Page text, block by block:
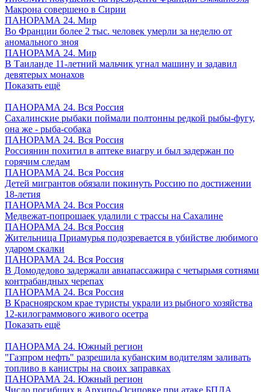
Макрона совершено в Сирии
ПАНОРАМА 24. Мир
Во Франции более 2 тыс. человек умерли за неделю от
аномального зноя
ПАНОРАМА 24. Мир
В Таиланде 11-летний мальчик угнал машину и задавил
девятерых монахов
Показать ещё
ПАНОРАМА 24. Вся Россия
Сахалинские рыбаки поймали полтонны редкой рыбы-фугу,
она же - рыба-собака
ПАНОРАМА 24. Вся Россия
Россиянин похитил в аптеке виагру и был задержан по
горячим следам
ПАНОРАМА 24. Вся Россия
Детей мигрантов обязали покинуть Россию по достижении
18-летия
ПАНОРАМА 24. Вся Россия
Медвежат-попрошаек удалили с трассы на Сахалине
ПАНОРАМА 24. Вся Россия
Жительница Приамурья подозревается в убийстве любимого
ударом скалки
ПАНОРАМА 24. Вся Россия
В Домодедово задержали авиапассажира с четырьмя сотнями
контрабандных черепах
ПАНОРАМА 24. Вся Россия
В Красноярском крае туристы украли из рыбного хозяйства
12-килограммового живого осетра
Показать ещё
ПАНОРАМА 24. Южный регион
"Газпром нефть" разрешила кубанским водителям заливать
топливо в канистры на своих заправках
ПАНОРАМА 24. Южный регион
Число погибших в Архипо-Осиповке при атаке БПЛА